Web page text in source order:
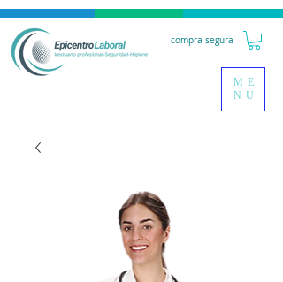
compra segura
ME
NU